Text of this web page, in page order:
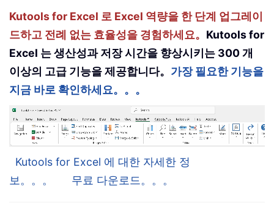
Kutools for Excel 로 Excel 역량을 한 단계 업그레이
드하고 전례 없는 효율성을 경험하세요。 Kutools for
Excel 는 생산성과 저장 시간을 향상시키는 300 개
이상의 고급 기능을 제공합니다。 가장 필요한 기능을
지금 바로 확인하세요。。。
Kutools for Excel 에 대한 자세한 정
보。。。
무료 다운로드。。。